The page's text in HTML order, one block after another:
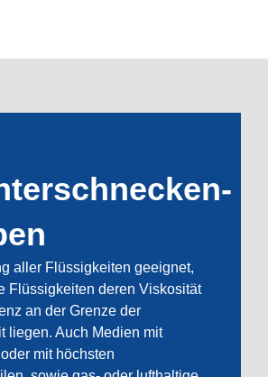
aller Flüssigkeiten geeignet,
Flüssigkeiten deren Viskosität
an der Grenze der
liegen. Auch Medien mit
mit höchsten